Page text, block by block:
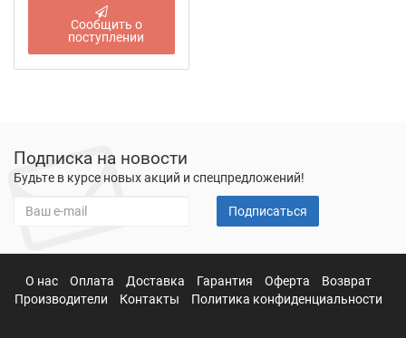
Сообщить о
поступлении
Подписка на новости
Будьте в курсе новых акций и спецпредложений!
Подписаться
О нас Оплата Доставка Гарантия Оферта
Возврат
Производители
Контакты Политика конфиденциальности